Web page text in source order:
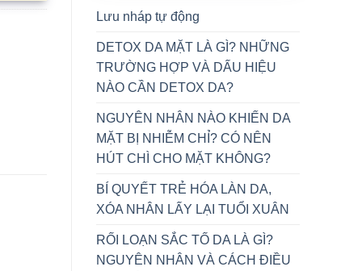
Lưu nháp tự động
DETOX DA MẶT LÀ GÌ? NHỮNG
TRƯỜNG HỢP VÀ DẤU HIỆU
NÀO CẦN DETOX DA?
NGUYÊN NHÂN NÀO KHIẾN DA
MẶT BỊ NHIỄM CHỈ? CÓ NÊN
HÚT CHÌ CHO MẶT KHÔNG?
BÍ QUYẾT TRẺ HÓA LÀN DA,
XÓA NHÂN LẤY LẠI TUỔI XUÂN
RỐI LOẠN SẮC TỐ DA LÀ GÌ?
NGUYÊN NHÂN VÀ CÁCH ĐIỀU